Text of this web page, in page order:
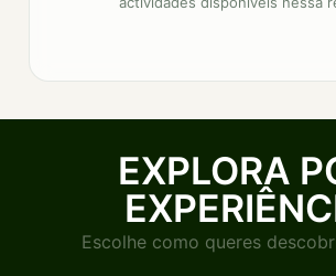
EXPLORA
Escolhe como queres